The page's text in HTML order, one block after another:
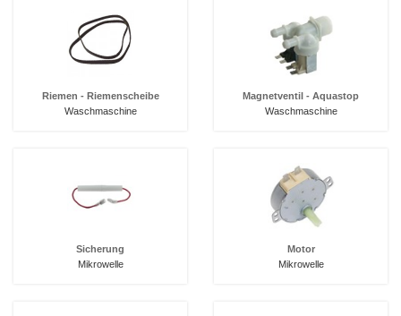
Riemen - Riemenscheibe
Waschmaschine
Magnetventil - Aquastop
Waschmaschine
Sicherung
Mikrowelle
Motor
Mikrowelle